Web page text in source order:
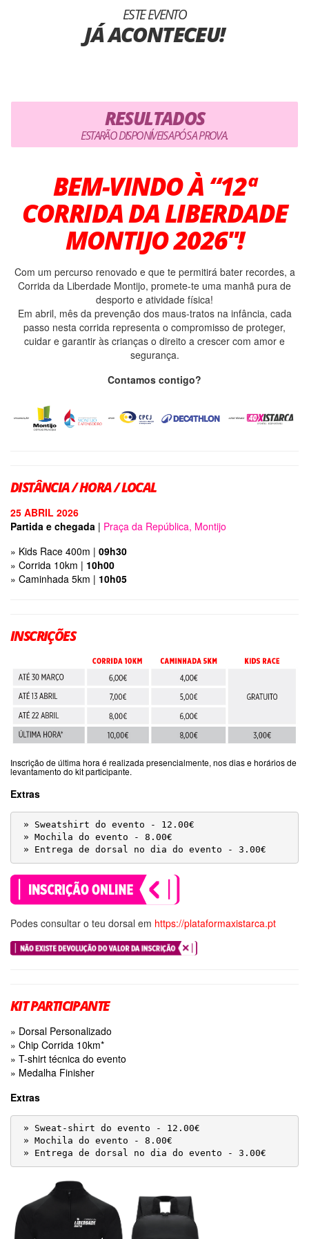
ESTE EVENTO
JÁ ACONTECEU!
RESULTADOS
ESTARÃO DISPONÍVEIS APÓS A PROVA.
BEM-VINDO À “12ª
CORRIDA DA LIBERDADE
MONTIJO 2026″!
Com um percurso renovado e que te permitirá bater recordes, a
Corrida da Liberdade Montijo, promete-te uma manhã pura de
desporto e atividade física!
Em abril, mês da prevenção dos maus-tratos na infância, cada
passo nesta corrida representa o compromisso de proteger,
cuidar e garantir às crianças o direito a crescer com amor e
segurança.
Contamos contigo?
DISTÂNCIA / HORA / LOCAL
25 ABRIL 2026
Partida e chegada | Praça da República, Montijo
» Kids Race 400m | 09h30
» Corrida 10km | 10h00
» Caminhada 5km | 10h05
INSCRIÇÕES
Inscrição de última hora é realizada presencialmente, nos dias e horários de
levantamento do kit participante.
Extras
» Sweatshirt do evento - 12.00€
» Mochila do evento - 8.00€
» Entrega de dorsal no dia do evento - 3.00€
Podes consultar o teu dorsal em https://plataformaxistarca.pt
KIT PARTICIPANTE
» Dorsal Personalizado
» Chip Corrida 10km*
» T-shirt técnica do evento
» Medalha Finisher
Extras
» Sweat-shirt do evento - 12.00€
» Mochila do evento - 8.00€
» Entrega de dorsal no dia do evento - 3.00€